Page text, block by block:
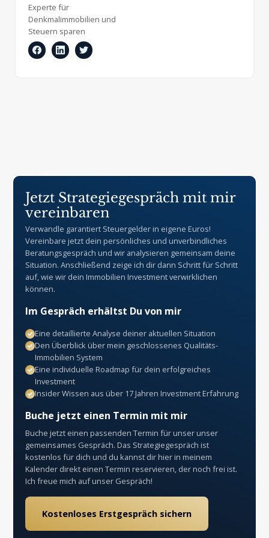
Experte für
Denkmalimmobilien und
Steuern sparen
Jetzt Strategiegespräch mit mir
vereinbaren
Verwandle garantiert Steuergelder in eigene Euros!
Vereinbare jetzt dein persönliches und unverbindliches
Beratungsgespräch und wir analysieren gemeinsam deine
Situation. Anschließend zeige ich dir dann Schritt für Schritt
auf, wie wir dein Immobilien Investment verwirklichen
können.
Im Gespräch erhältst Du von mir
Eine detaillierte Analyse deiner aktuellen Situation
Den Überblick über mein geschlossenes Qualitäts-
Immobilien System
Eine individuelle Roadmap für dein erfolgreiches
Investment
Insider Wissen aus über 17 Jahren Investment Erfahrung
Buche jetzt einen Termin mit mir
Buche jetzt einen passenden Termin für unser unser
gemeinsames Gespräch. Das Strategiegespräch ist
kostenlos für dich und du kannst dir hier in meinem
Kalender direkt einen Termin reservieren, der noch frei ist.
Ich freue mich auf unser Gespräch!
Kostenloses Erstgespräch sichern